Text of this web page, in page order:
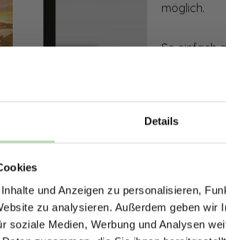
Details
und Anzeigen zu personalisieren,
zu analysieren. Außerdem geben wir
soziale Medien, Werbung und Analysen
möglich.
So einfach
Mithilfe
dargestellt.
Zum
Jetzt zum